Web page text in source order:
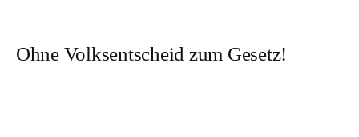
Ohne Volksentscheid zum Gesetz!